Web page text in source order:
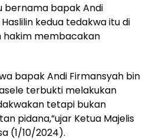
bernama bapak Andi
kedua tedakwa itu di
hakim membacakan
bapak Andi Firmansyah bin
terbukti melakukan
tetapi bukan
pidana,”ujar Ketua Majelis
(1/10/2024).